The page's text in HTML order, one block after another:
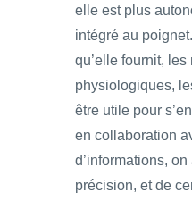
elle est plus
intégré au
qu’elle fournit, les
physiologiques,
être utile pour
en collaboration
d’informations,
précision, et de